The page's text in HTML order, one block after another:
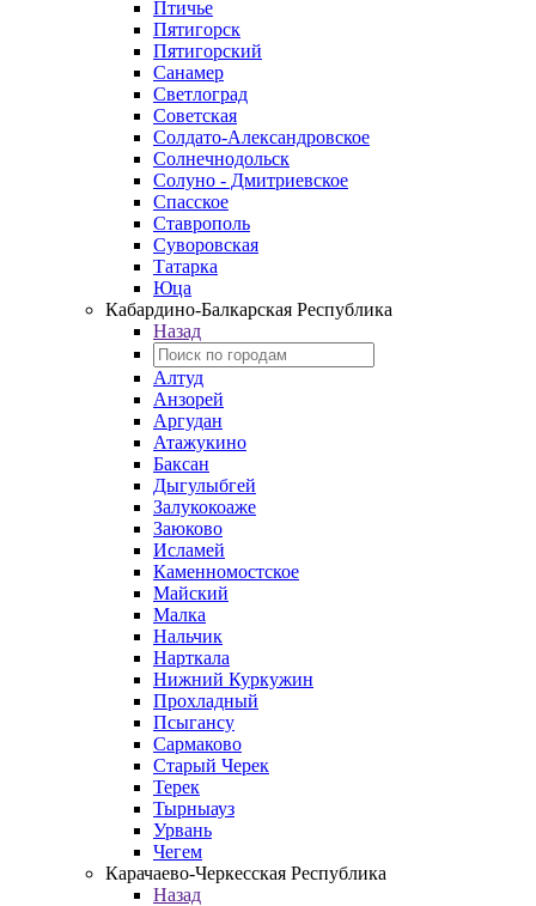
Птичье
Пятигорск
Пятигорский
Санамер
Светлоград
Советская
Солдато-Александровское
Солнечнодольск
Солуно - Дмитриевское
Спасское
Ставрополь
Суворовская
Татарка
Юца
Кабардино‑Балкарская Республика
Назад
Алтуд
Анзорей
Аргудан
Атажукино
Баксан
Дыгулыбгей
Залукокоаже
Заюково
Исламей
Каменномостское
Майский
Малка
Нальчик
Нарткала
Нижний Куркужин
Прохладный
Псыгансу
Сармаково
Старый Черек
Терек
Тырныауз
Урвань
Чегем
Карачаево-Черкесская Республика
Назад